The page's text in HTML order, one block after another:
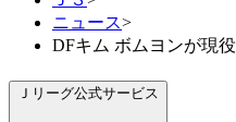
ニュース>
DFキム ボムヨンが現
Ｊリーグ公式サービス